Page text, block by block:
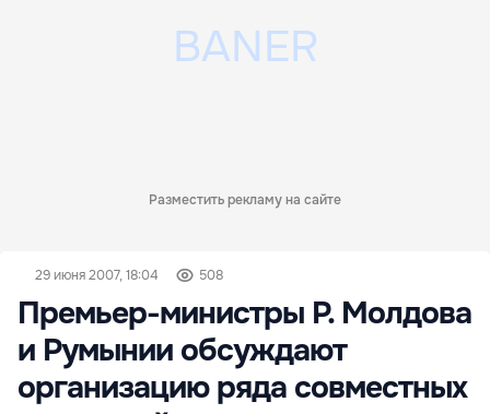
Разместить рекламу на сайте
29 июня 2007, 18:04 508
Премьер-министры Р. Молдова
и Румынии обсуждают
организацию ряда совместных